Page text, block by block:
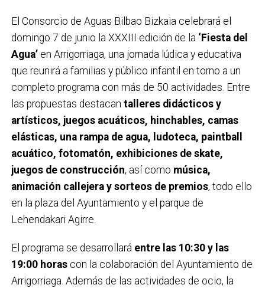
El Consorcio de Aguas Bilbao Bizkaia celebrará el
domingo 7 de junio la XXXIII edición de la ‘Fiesta del
Agua’en Arrigorriaga, una jornada lúdica y educativa
que reunirá a familias y público infantil en torno a un
completo programa con más de 50 actividades. Entre
las propuestas destacan talleres didácticos y
artísticos, juegos acuáticos, hinchables, camas
elásticas, una rampa de agua, ludoteca, paintball
acuático, fotomatón, exhibiciones de skate,
juegos de construcción, así como música,
animación callejera y sorteos de premios, todo ello
en la plaza del Ayuntamiento y el parque de
Lehendakari Agirre.
El programa se desarrollará entre las 10:30 y las
19:00 horascon la colaboración del Ayuntamiento de
Arrigorriaga. Además de las actividades de ocio, la